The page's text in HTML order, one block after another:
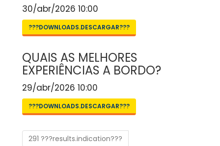
30/abr/2026 10:00
???DOWNLOADS.DESCARGAR???
QUAIS AS MELHORES
EXPERIÊNCIAS A BORDO?
29/abr/2026 10:00
???DOWNLOADS.DESCARGAR???
291 ???results.indication???